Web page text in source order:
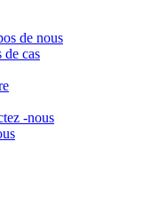
de nous
de cas
-nous